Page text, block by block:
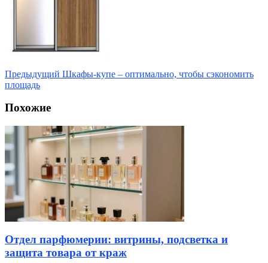
Предыдущий Шкафы-купе – оптимально, чтобы сэкономить
площадь
Похожие
Отдел парфюмерии: витрины, подсветка и
защита товара от краж